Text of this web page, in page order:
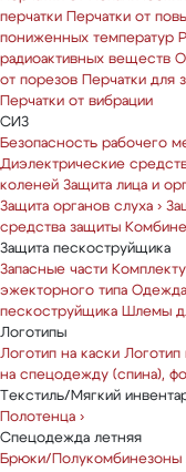
перчатки
Перчатки от
пониженных температур
радиоактивных веществ
от порезов
Перчатки для
Перчатки от вибрации
СИЗ
Безопасность рабочего
Диэлектрические
коленей Защита лица и
Защита органов слуха ›
средства защиты
Защита пескоструйщика
Запасные части
эжекторного типа Одежда
пескоструйщика Шлемы
Логотипы
Логотип на каски
на спецодежду (спина),
Текстиль/Мягкий
Полотенца ›
Спецодежда летняя
Брюки/Полукомбинезоны